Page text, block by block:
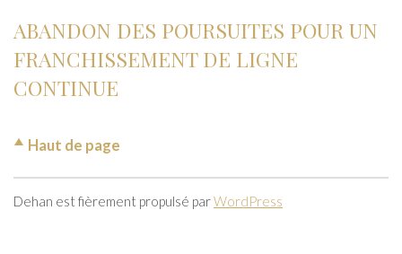
ABANDON DES POURSUITES POUR UN
FRANCHISSEMENT DE LIGNE
CONTINUE
Haut de page
Dehan est fièrement propulsé parWordPress